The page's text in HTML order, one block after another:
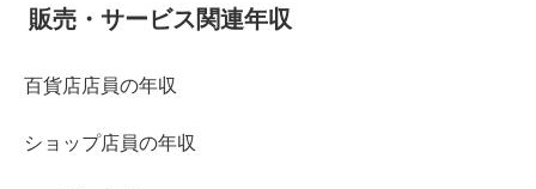
販売・サービス関連年収
百貨店店員の年収
ショップ店員の年収